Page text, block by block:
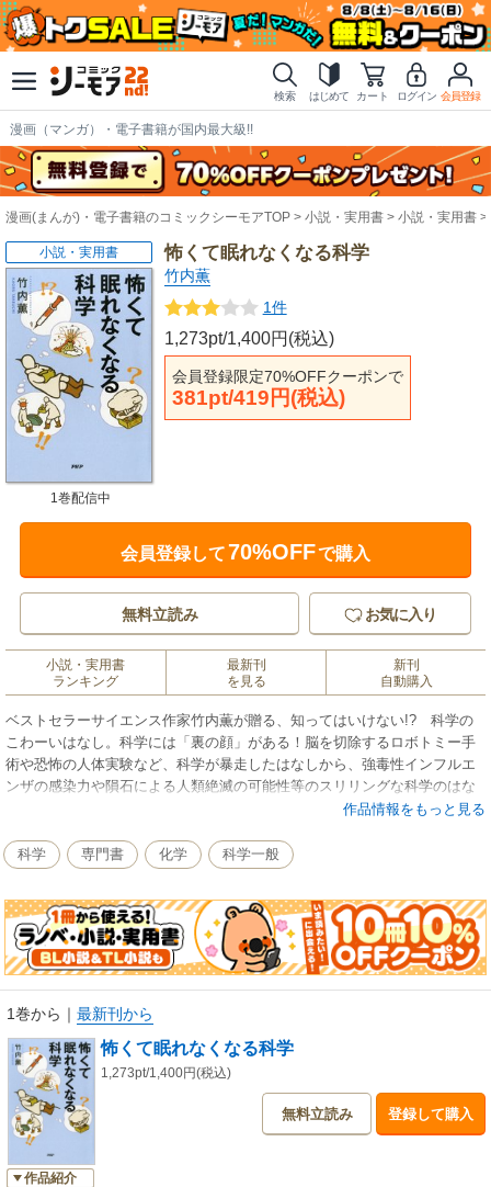
検索 はじめて カート ログイン 会員登録
漫画（マンガ）・電子書籍が国内最大級!!
漫画(まんが)・電子書籍のコミックシーモアTOP 小説・実用書 小説・実用書
怖くて眠れなくなる科学
竹内薫
1件
1,273pt/1,400円(税込)
会員登録限定70%OFFクーポンで
381pt/419円(税込)
小説・実用書
1巻配信中
会員登録して70%OFFで購入
無料立読み お気に入り
小説・実用書
ランキング
最新刊
を見る
新刊
自動購入
ベストセラーサイエンス作家竹内薫が贈る、知ってはいけない!? 科学の
こわーいはなし。科学には「裏の顔」がある！脳を切除するロボトミー手
術や恐怖の人体実験など、科学が暴走したはなしから、強毒性インフルエ
ンザの感染力や隕石による人類絶滅の可能性等のスリリングな科学のはな
しまで、文系の人でもホラー小説を読むような感覚で楽しめる、怖い科学
実験エトセトラ／脳を切除するロボトミー手術／ギロチンを科学する／ヒ
トラーが信じた優生学／強毒性インフルエンザの恐怖／普段着で宇宙空間
い？ 日本の水／権力に近づきすぎたガリレオ／天から鉄槌が降ってく
る！／『天使と悪魔』にも登場した反物質爆弾…
作品情報をもっと見る
科学 専門書 化学 科学一般
1巻から ｜ 最新刊から
作品紹介
怖くて眠れなくなる科学
1,273pt/1,400円(税込)
無料立読み 登録して購入